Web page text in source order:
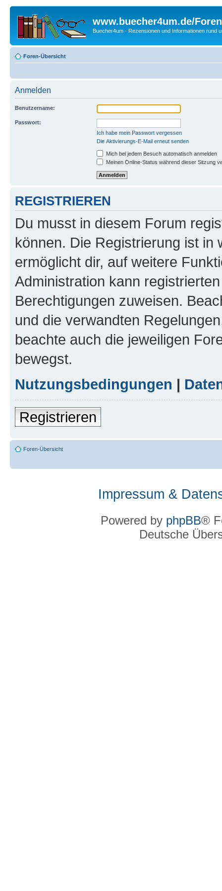
www.buecher4um.de/Foren
Buecher4um - Rezensionen und Informationen rund
Foren-Übersicht
Anmelden
Benutzername:
Passwort:
Ich habe mein Passwort vergessen
Die Aktivierungs-E-Mail erneut senden
Mich bei jedem Besuch automatisch anmelden
Meinen Online-Status während dieser Sitzung
REGISTRIEREN
Du musst in diesem Forum
können. Die Registrierung ist in
ermöglicht dir, auf weitere
Administration kann
Berechtigungen zuweisen.
und die verwandten
beachte auch die jeweiligen
bewegst.
Nutzungsbedingungen |
Registrieren
Foren-Übersicht
Impressum &
Powered by phpBB®
Deutsche